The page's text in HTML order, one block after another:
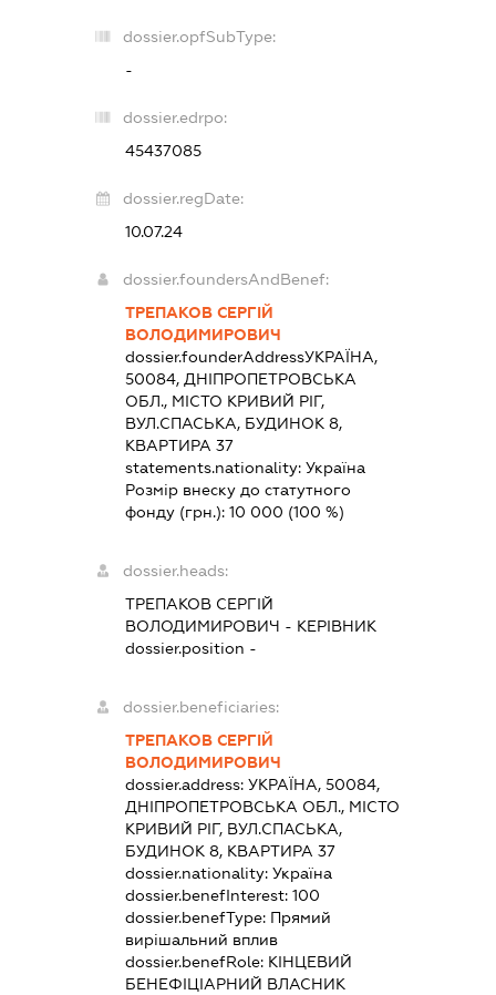
dossier.opfSubType:
-
dossier.edrpo:
45437085
dossier.regDate:
10.07.24
dossier.foundersAndBenef:
ТРЕПАКОВ СЕРГІЙ
ВОЛОДИМИРОВИЧ
dossier.founderAddressУКРАЇНА,
50084, ДНІПРОПЕТРОВСЬКА
ОБЛ., МІСТО КРИВИЙ РІГ,
ВУЛ.СПАСЬКА, БУДИНОК 8,
КВАРТИРА 37
statements.nationality:Україна
Розмір внеску до статутного
фонду (грн.):10 000 (100 %)
dossier.heads:
ТРЕПАКОВ СЕРГІЙ
ВОЛОДИМИРОВИЧ - КЕРІВНИК
dossier.position -
dossier.beneficiaries:
ТРЕПАКОВ СЕРГІЙ
ВОЛОДИМИРОВИЧ
dossier.address:УКРАЇНА, 50084,
ДНІПРОПЕТРОВСЬКА ОБЛ., МІСТО
КРИВИЙ РІГ, ВУЛ.СПАСЬКА,
БУДИНОК 8, КВАРТИРА 37
dossier.nationality:Україна
dossier.benefInterest:100
dossier.benefType: Прямий
вирішальний вплив
dossier.benefRole: КІНЦЕВИЙ
БЕНЕФІЦІАРНИЙ ВЛАСНИК